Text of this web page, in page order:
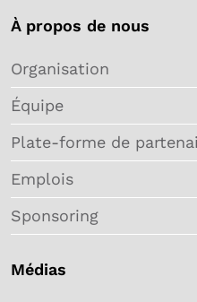
À propos de nous
Organisation
Équipe
Plate-forme de
Emplois
Sponsoring
Médias